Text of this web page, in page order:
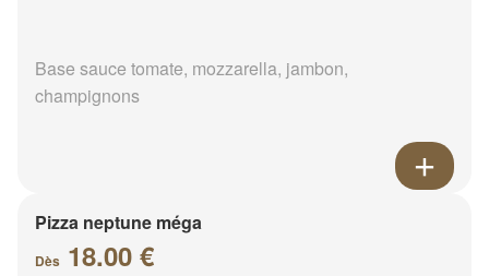
Base sauce tomate, mozzarella, jambon,
champignons
Pizza neptune méga
Dès 18.00 €